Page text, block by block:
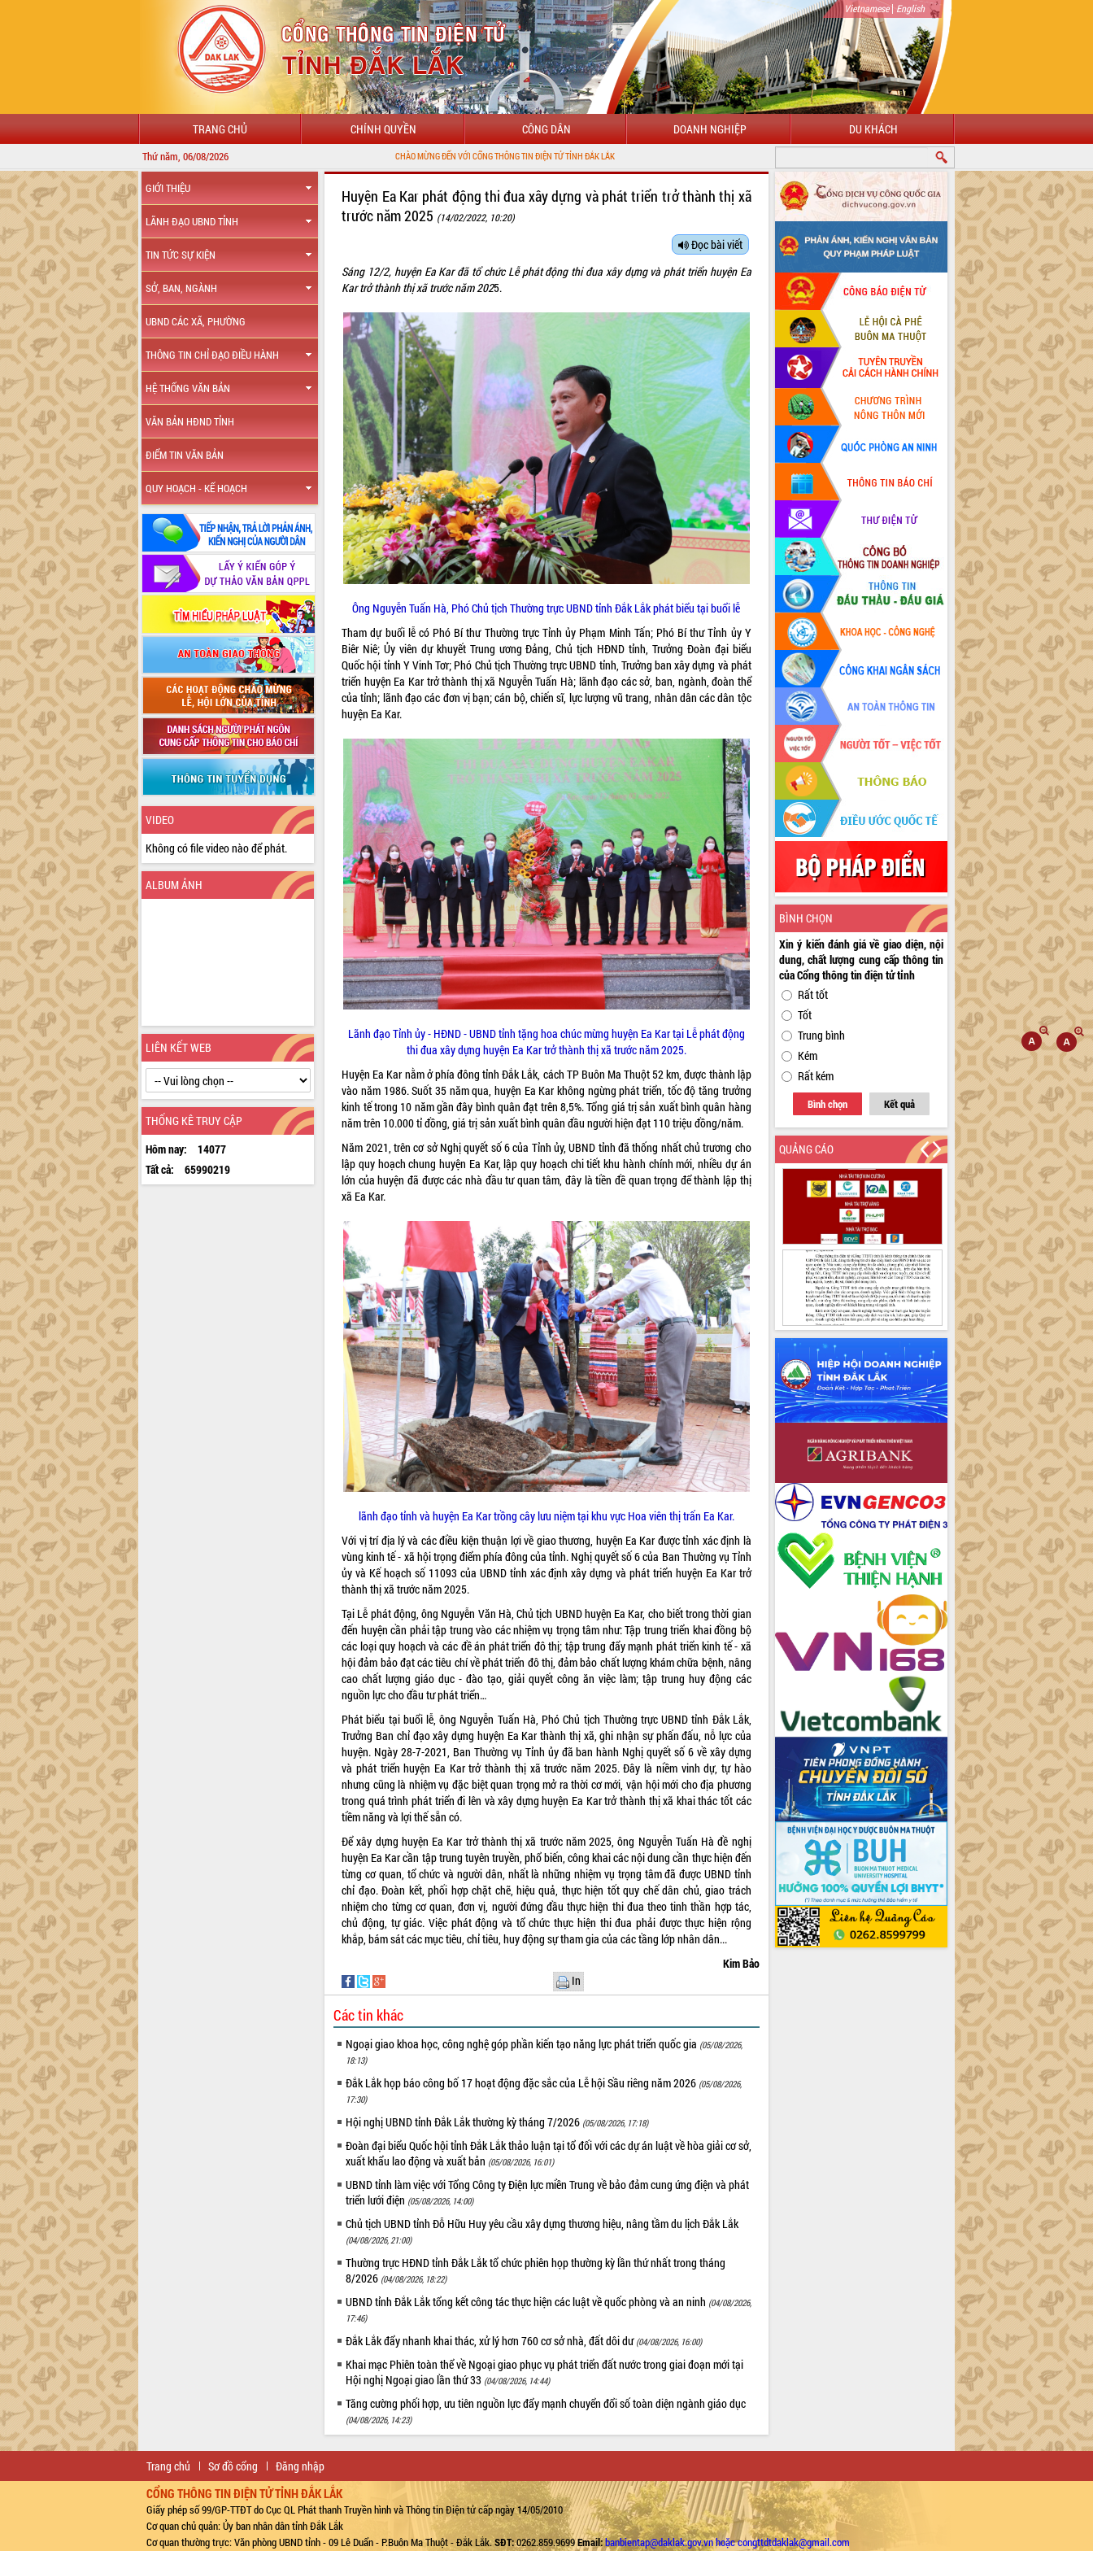
Vietnamese| English
TRANG CHỦ CHÍNH QUYỀN CÔNG DÂN DOANH NGHIỆP DU KHÁCH
Thứ năm, 06/08/2026 CHÀO MỪNG ĐẾN VỚI CỔNG THÔNG TIN ĐIỆN TỬ TỈNH ĐẮK LẮK
GIỚI THIỆU
LÃNH ĐẠO UBND TỈNH
TIN TỨC SỰ KIỆN
SỞ, BAN, NGÀNH
UBND CÁC XÃ, PHƯỜNG
THÔNG TIN CHỈ ĐẠO ĐIỀU HÀNH
HỆ THỐNG VĂN BẢN
VĂN BẢN HĐND TỈNH
ĐIỂM TIN VĂN BẢN
QUY HOẠCH - KẾ HOẠCH
VIDEO
Không có file video nào để phát.
ALBUM ẢNH
LIÊN KẾT WEB
THỐNG KÊ TRUY CẬP
Hôm nay:
14077
Tất cả:
65990219
Huyện Ea Kar phát động thi đua xây dựng và phát triển trở thành thị xã
trước năm 2025 (14/02/2022, 10:20)
Đọc bài viết
Sáng 12/2, huyện Ea Kar đã tổ chức Lễ phát động thi đua xây dựng và phát triển huyện Ea
Kar trở thànhthị xãtrước năm 2025.
Ông Nguyễn Tuấn Hà, Phó Chủ tịch Thường trực UBND tỉnh Đắk Lắk phát biểu tại buổi lễ
Tham dự buổi lễ có Phó Bí thư Thường trực Tỉnh ủy Phạm Minh Tấn; Phó Bí thư Tỉnh ủy Y
Biêr Niê; Ủy viên dự khuyết Trung ương Đảng, Chủ tịch HĐND tỉnh, Trưởng Đoàn đại biểu
Quốc hội tỉnh Y Vinh Tơr; Phó Chủ tịch Thường trực UBND tỉnh, Trưởng ban xây dựng và phát
triển huyện Ea Kar trở thành thị xã Nguyễn Tuấn Hà; lãnh đạo các sở, ban, ngành, đoàn thể
của tỉnh; lãnh đạo các đơn vị bạn; cán bộ, chiến sĩ, lực lượng vũ trang, nhân dân các dân tộc
huyện Ea Kar.
Lãnh đạo Tỉnh ủy - HĐND - UBND tỉnh tặng hoa chúc mừng huyện Ea Kar tại Lễ phát động
thi đua xây dựng huyện Ea Kar trở thành thị xã trước năm 2025.
Huyện Ea Kar nằm ở phía đông tỉnh Đắk Lắk, cách TP Buôn Ma Thuột 52 km, được thành lập
vào năm 1986. Suốt 35 năm qua, huyện Ea Kar không ngừng phát triển, tốc độ tăng trưởng
kinh tế trong 10 năm gần đây bình quân đạt trên 8,5%. Tổng giá trị sản xuất bình quân hàng
năm trên 10.000 tỉ đồng, giá trị sản xuất bình quân đầu người hiện đạt 110 triệu đồng/năm.
Năm 2021, trên cơ sở Nghị quyết số 6 của Tỉnh ủy, UBND tỉnh đã thống nhất chủ trương cho
lập quy hoạch chung huyện Ea Kar, lập quy hoạch chi tiết khu hành chính mới, nhiều dự án
lớn của huyện đã được các nhà đầu tư quan tâm, đây là tiền đề quan trọng để thành lập thị
xã Ea Kar.
lãnh đạo tỉnh và huyện Ea Kar trồng cây lưu niệm tại khu vực Hoa viên thị trấn Ea Kar.
Với vị trí địa lý và các điều kiện thuận lợi về giao thương, huyện Ea Kar được tỉnh xác định là
vùng kinh tế - xã hội trọng điểm phía đông của tỉnh. Nghị quyết số 6 của Ban Thường vụ Tỉnh
ủy và Kế hoạch số 11093 của UBND tỉnh xác định xây dựng và phát triển huyện Ea Kar trở
thành thị xã trước năm 2025.
Tại Lễ phát động, ông Nguyễn Văn Hà, Chủ tịch UBND huyện Ea Kar, cho biết trong thời gian
đến huyện cần phải tập trung vào các nhiệm vụ trọng tâm như: Tập trung triển khai đồng bộ
các loại quy hoạch và các đề án phát triển đô thị; tập trung đẩy mạnh phát triển kinh tế - xã
hội đảm bảo đạt các tiêu chí về phát triển đô thị, đảm bảo chất lượng khám chữa bệnh, nâng
cao chất lượng giáo dục - đào tạo, giải quyết công ăn việc làm; tập trung huy động các
nguồn lực cho đầu tư phát triển…
Phát biểu tại buổi lễ, ông Nguyễn Tuấn Hà, Phó Chủ tịch Thường trực UBND tỉnh Đắk Lắk,
Trưởng Ban chỉ đạo xây dựng huyện Ea Kar thành thị xã, ghi nhận sự phấn đấu, nỗ lực của
huyện. Ngày 28-7-2021, Ban Thường vụ Tỉnh ủy đã ban hành Nghị quyết số 6 về xây dựng
và phát triển huyện Ea Kar trở thành thị xã trước năm 2025. Đây là niềm vinh dự, tự hào
nhưng cũng là nhiệm vụ đặc biệt quan trọng mở ra thời cơ mới, vận hội mới cho địa phương
trong quá trình phát triển đi lên và xây dựng huyện Ea Kar trở thành thị xã khai thác tốt các
tiềm năng và lợi thế sẵn có.
Để xây dựng huyện Ea Kar trở thành thị xã trước năm 2025, ông Nguyễn Tuấn Hà đề nghị
huyện Ea Kar cần tập trung tuyên truyền, phổ biến, công khai các nội dung cần thực hiện đến
từng cơ quan, tổ chức và người dân, nhất là những nhiệm vụ trọng tâm đã được UBND tỉnh
chỉ đạo. Đoàn kết, phối hợp chặt chẽ, hiệu quả, thực hiện tốt quy chế dân chủ, giao trách
nhiệm cho từng cơ quan, đơn vị, người đứng đầu thực hiện thi đua theo tinh thần hợp tác,
chủ động, tự giác. Việc phát động và tổ chức thực hiện thi đua phải được thực hiện rộng
khắp, bám sát các mục tiêu, chỉ tiêu, huy động sự tham gia của các tầng lớp nhân dân...
Kim Bảo
In
Các tin khác
Ngoại giao khoa học, công nghệ góp phần kiến tạo năng lực phát triển quốc gia (05/08/2026,
18:13)
Đắk Lắk họp báo công bố 17 hoạt động đặc sắc của Lễ hội Sầu riêng năm 2026 (05/08/2026,
17:30)
Hội nghị UBND tỉnh Đắk Lắk thường kỳ tháng 7/2026 (05/08/2026, 17:18)
Đoàn đại biểu Quốc hội tỉnh Đắk Lắk thảo luận tại tổ đối với các dự án luật về hòa giải cơ sở,
xuất khẩu lao động và xuất bản (05/08/2026, 16:01)
UBND tỉnh làm việc với Tổng Công ty Điện lực miền Trung về bảo đảm cung ứng điện và phát
triển lưới điện (05/08/2026, 14:00)
Chủ tịch UBND tỉnh Đỗ Hữu Huy yêu cầu xây dựng thương hiệu, nâng tầm du lịch Đắk Lắk
(04/08/2026, 21:00)
Thường trực HĐND tỉnh Đắk Lắk tổ chức phiên họp thường kỳ lần thứ nhất trong tháng
8/2026 (04/08/2026, 18:22)
UBND tỉnh Đắk Lắk tổng kết công tác thực hiện các luật về quốc phòng và an ninh (04/08/2026,
17:46)
Đắk Lắk đẩy nhanh khai thác, xử lý hơn 760 cơ sở nhà, đất dôi dư (04/08/2026, 16:00)
Khai mạc Phiên toàn thể về Ngoại giao phục vụ phát triển đất nước trong giai đoạn mới tại
Hội nghị Ngoại giao lần thứ 33 (04/08/2026, 14:44)
Tăng cường phối hợp, ưu tiên nguồn lực đẩy mạnh chuyển đổi số toàn diện ngành giáo dục
(04/08/2026, 14:23)
BÌNH CHỌN
Xin ý kiến đánh giá về giao diện, nội
dung, chất lượng cung cấp thông tin
của Cổng thông tin điện tử tỉnh
Rất tốt
Tốt
Trung bình
Kém
Rất kém
Bình chọn Kết quả
QUẢNG CÁO
Trang chủ Sơ đồ cổng Đăng nhập
CỔNG THÔNG TIN ĐIỆN TỬ TỈNH ĐẮK LẮK
Giấy phép số 99/GP-TTĐT do Cục QL Phát thanh Truyền hình và Thông tin Điện tử cấp ngày 14/05/2010
Cơ quan chủ quản: Ủy ban nhân dân tỉnh Đắk Lắk
Cơ quan thường trực: Văn phòng UBND tỉnh - 09 Lê Duẩn - P.Buôn Ma Thuột - Đắk Lắk.SĐT:0262.859.9699Email:banbientap@daklak.gov.vn hoặc congttdtdaklak@gmail.com